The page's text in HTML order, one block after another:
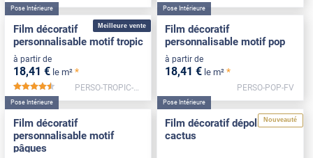
Meilleure vente
Pose Intérieure
Film décoratif
personnalisable motif tropic
à partir de
18,41 € le m² *
*****
PERSO-TROPIC-FV
Pose Intérieure
Film décoratif
personnalisable motif pop
à partir de
18,41 € le m² *
PERSO-POP-FV
Pose Intérieure
Film décoratif
personnalisable motif
pâques
Nouveauté
Pose Intérieure
Film décoratif dépoli motif
cactus